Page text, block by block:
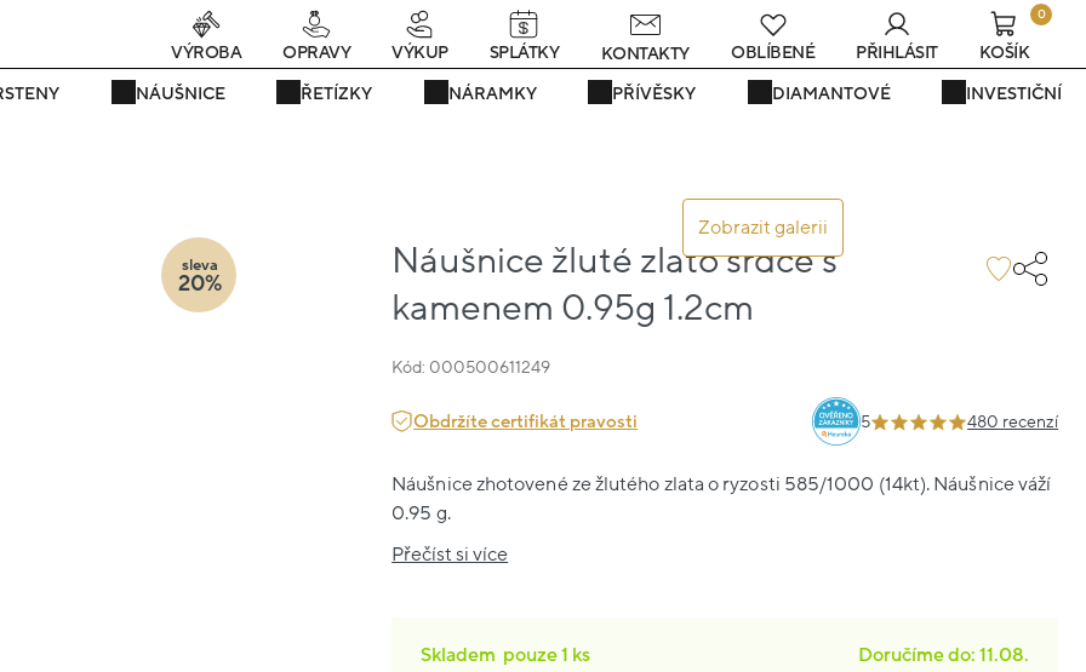
teď! - 20 % na vše! Kód: SRPEN20 25 dní : 3h : 09m : 00s
NÁUŠNICE ŘETÍZKY NÁRAMKY PŘÍVĚSKY DIAMANTOVÉ INVESTIČNÍ
VÝROBA OPRAVY VÝKUP SPLÁTKY KONTAKTY OBLÍBENÉ PŘIHLÁSIT
0
KOŠÍK
Zobrazit galerii
Náušnice žluté zlato srdce s
kamenem 0.95g 1.2cm
Kód: 000500611249
sleva
20%
Obdržíte certifikát pravosti 5 480 recenzí
Náušnice zhotovené ze žlutého zlata o ryzosti 585/1000 (14kt). Náušnice váží
0.95 g.
Přečíst si více
Skladem pouze1 ks
Doručíme do: 11.08.